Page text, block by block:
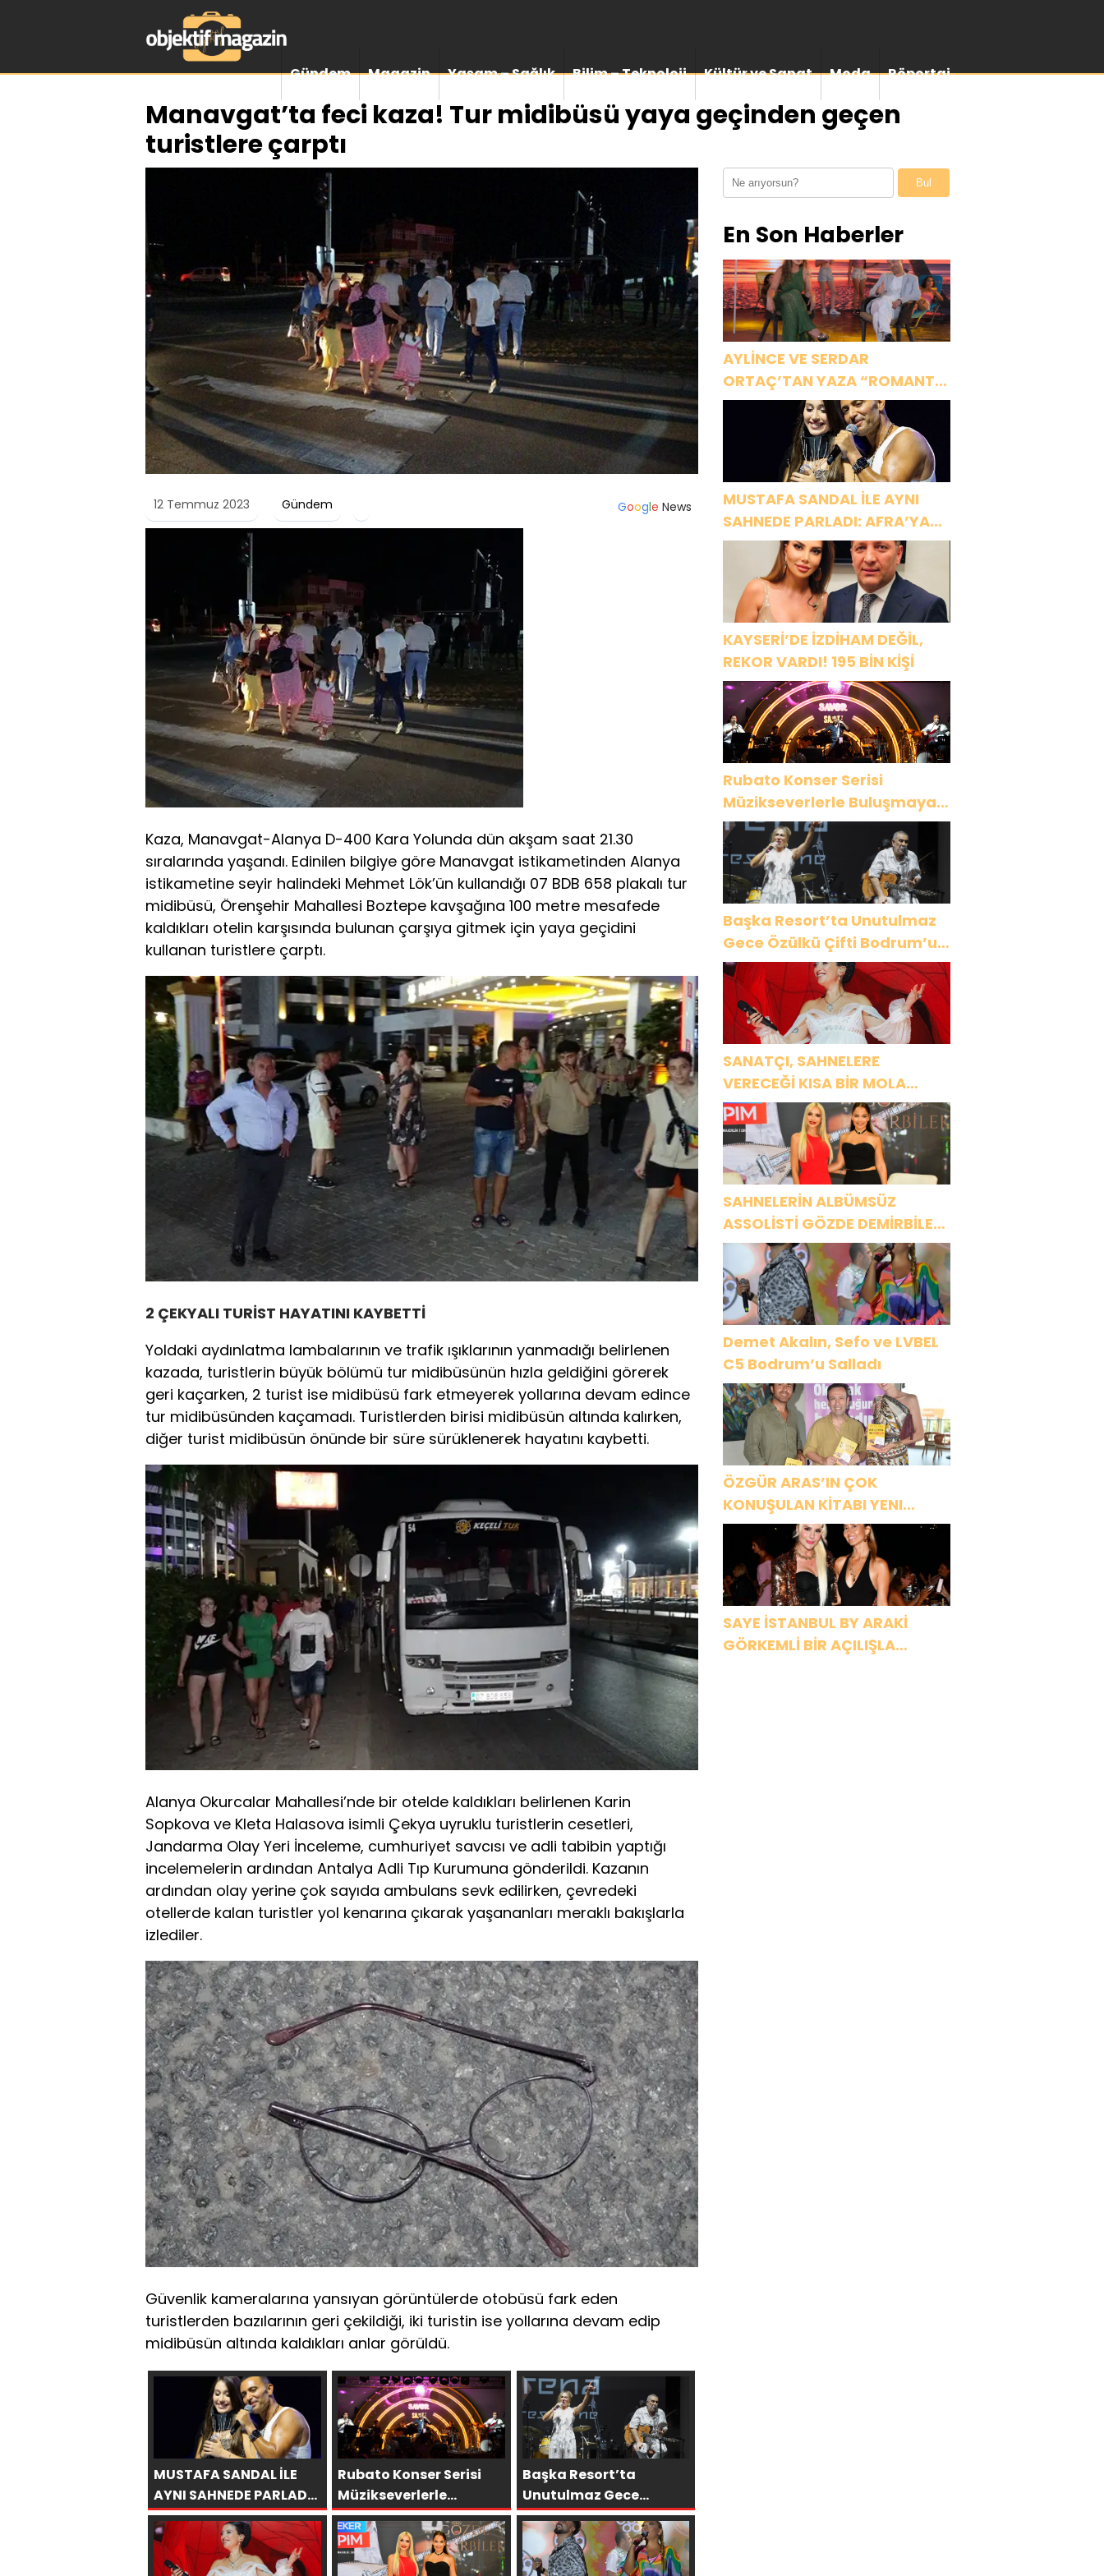
Gündem Magazin Yaşam – Sağlık Bilim – Teknoloji Kültür ve Sanat Moda Röportaj
Manavgat’ta feci kaza! Tur midibüsü yaya geçinden geçen
turistlere çarptı
12 Temmuz 2023 Gündem Google News
Kaza, Manavgat-Alanya D-400 Kara Yolunda dün akşam saat 21.30
sıralarında yaşandı. Edinilen bilgiye göre Manavgat istikametinden Alanya
istikametine seyir halindeki Mehmet Lök’ün kullandığı 07 BDB 658 plakalı tur
midibüsü, Örenşehir Mahallesi Boztepe kavşağına 100 metre mesafede
kaldıkları otelin karşısında bulunan çarşıya gitmek için yaya geçidini
kullanan turistlere çarptı.
2 ÇEKYALI TURİST HAYATINI KAYBETTİ
Yoldaki aydınlatma lambalarının ve trafik ışıklarının yanmadığı belirlenen
kazada, turistlerin büyük bölümü tur midibüsünün hızla geldiğini görerek
geri kaçarken, 2 turist ise midibüsü fark etmeyerek yollarına devam edince
tur midibüsünden kaçamadı. Turistlerden birisi midibüsün altında kalırken,
diğer turist midibüsün önünde bir süre sürüklenerek hayatını kaybetti.
Alanya Okurcalar Mahallesi’nde bir otelde kaldıkları belirlenen Karin
Sopkova ve Kleta Halasova isimli Çekya uyruklu turistlerin cesetleri,
Jandarma Olay Yeri İnceleme, cumhuriyet savcısı ve adli tabibin yaptığı
incelemelerin ardından Antalya Adli Tıp Kurumuna gönderildi. Kazanın
ardından olay yerine çok sayıda ambulans sevk edilirken, çevredeki
otellerde kalan turistler yol kenarına çıkarak yaşananları meraklı bakışlarla
izlediler.
Güvenlik kameralarına yansıyan görüntülerde otobüsü fark eden
turistlerden bazılarının geri çekildiği, iki turistin ise yollarına devam edip
midibüsün altında kaldıkları anlar görüldü.
MUSTAFA SANDAL İLE
AYNI SAHNEDE PARLADI:
AFRA’YA HARBİYE’DE
BÜYÜK ALKIŞ
Rubato Konser Serisi
Müzikseverlerle
Buluşmaya Devam
Ediyor
Başka Resort’ta
Unutulmaz Gece
Özülkü Çifti Bodrum’u
Büyüledi
Bul
En Son Haberler
AYLİNCE VE SERDAR
ORTAÇ’TAN YAZA “ROMANTİK
AŞK” BOMBASI!
MUSTAFA SANDAL İLE AYNI
SAHNEDE PARLADI: AFRA’YA
HARBİYE’DE BÜYÜK ALKIŞ
KAYSERİ’DE İZDİHAM DEĞİL,
REKOR VARDI! 195 BİN KİŞİ
Rubato Konser Serisi
Müzikseverlerle Buluşmaya
Devam Ediyor
Başka Resort’ta Unutulmaz
Gece Özülkü Çifti Bodrum’u
Büyüledi
SANATÇI, SAHNELERE
VERECEĞİ KISA BİR MOLA
ÖNCESİ 13 AĞUSTOS’TA SON
KEZ HARBİYE’DE OLACAK!
SAHNELERİN ALBÜMSÜZ
ASSOLİSTİ GÖZDE DEMİRBİLEK,
NR1 MAGAZİN’DE: “SON
ASSOLİST OLARAK VAR
OLACAĞIM!”
Demet Akalın, Sefo ve LVBEL
C5 Bodrum’u Salladı
ÖZGÜR ARAS’IN ÇOK
KONUŞULAN KİTABI YENI
BASKISINI TITANIC LUXURY
COLLECTION BODRUM’DA
KUTLADI
SAYE İSTANBUL BY ARAKİ
GÖRKEMLİ BİR AÇILIŞLA